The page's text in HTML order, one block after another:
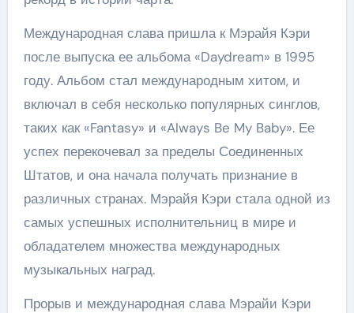
Международная слава пришла к Мэрайя Кэри
после выпуска ее альбома «Daydream» в 1995
году. Альбом стал международным хитом, и
включал в себя несколько популярных синглов,
таких как «Fantasy» и «Always Be My Baby». Ее
успех перекочевал за пределы Соединенных
Штатов, и она начала получать признание в
различных странах. Мэрайя Кэри стала одной из
самых успешных исполнительниц в мире и
обладателем множества международных
музыкальных наград.
Прорыв и международная слава Мэрайи Кэри